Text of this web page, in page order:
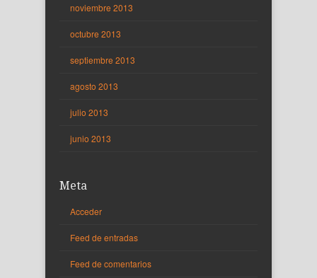
noviembre 2013
octubre 2013
septiembre 2013
agosto 2013
julio 2013
junio 2013
Meta
Acceder
Feed de entradas
Feed de comentarios